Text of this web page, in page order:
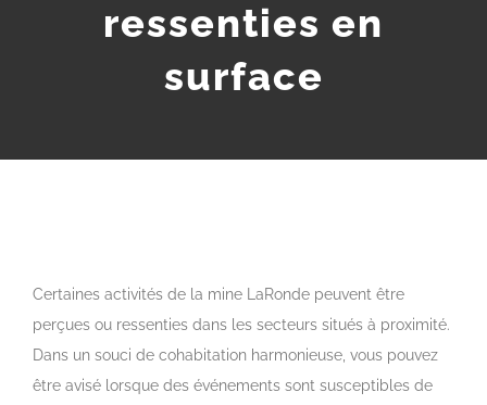
ressenties en
surface
Larger
Image
Certaines activités de la mine LaRonde peuvent être
perçues ou ressenties dans les secteurs situés à proximité.
Dans un souci de cohabitation harmonieuse, vous pouvez
être avisé lorsque des événements sont susceptibles de